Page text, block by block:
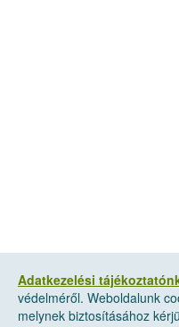
Adatkezelési
védelméről. Weboldalunk
melynek biztosításához